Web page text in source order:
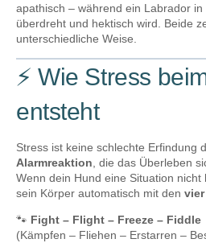
apathisch – während ein Labrador in
überdreht und hektisch wird. Beide
unterschiedliche Weise.
⚡ Wie Stress
entsteht
Stress ist keine schlechte Erfindung
Alarmreaktion , die das Überleben
Wenn dein Hund eine Situation
sein Körper automatisch mit den vier
🐾 Fight – Flight – Freeze – Fiddle
(Kämpfen – Fliehen – Erstarren –